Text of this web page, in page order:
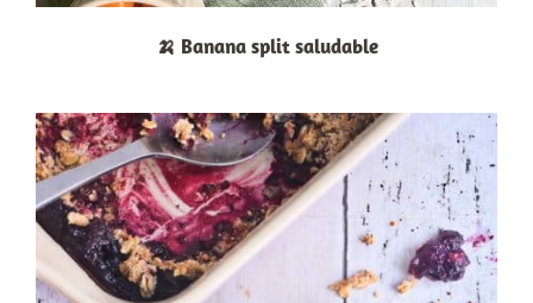
🍌 Banana split saludable